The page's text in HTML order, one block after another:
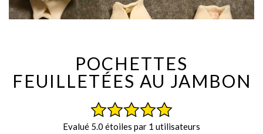
POCHETTES
FEUILLETÉES AU JAMBON
Evalué 5.0 étoiles par 1 utilisateurs